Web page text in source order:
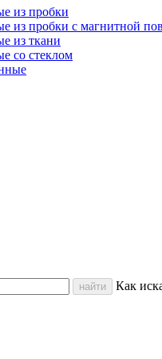
из пробки
из пробки с магнитной
из ткани
со стеклом
Как